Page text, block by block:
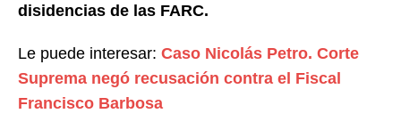
disidencias de las FARC.
Le puede interesar: Caso Nicolás Petro. Corte
Suprema negó recusación contra el Fiscal
Francisco Barbosa